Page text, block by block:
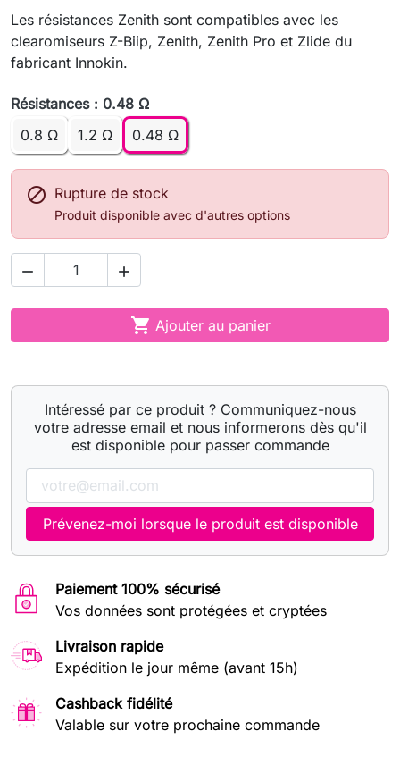
Les résistances Zenith sont compatibles avec les
clearomiseurs Z-Biip, Zenith, Zenith Pro et Zlide du
fabricant Innokin.
Résistances : 0.48 Ω
0.8 Ω
1.2 Ω 0.48 Ω
 Rupture de stock
Produit disponible avec d'autres options
 
 Ajouter au panier
Intéressé par ce produit ? Communiquez-nous
votre adresse email et nous informerons dès qu'il
est disponible pour passer commande
Prévenez-moi lorsque le produit est disponible
Paiement 100% sécurisé
Vos données sont protégées et cryptées
Livraison rapide
Expédition le jour même (avant 15h)
Cashback fidélité
Valable sur votre prochaine commande